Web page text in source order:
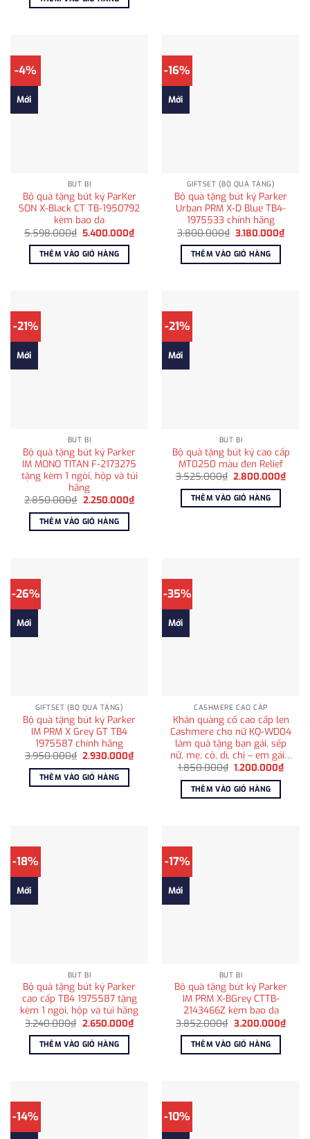
4.890.000₫.
-4%
Mới
BÚT BI
Bộ quà tặng bút ký ParKer
SON X-Black CT TB-1950792
kèm bao da
5.598.000₫ Giá
là:
5.598.000₫.
5.400.000₫Giá
hiện
5.400.000₫.
THÊM VÀO GIỎ HÀNG
-16%
Mới
GIFTSET (BỘ QUÀ TẶNG)
Bộ quà tặng bút ký Parker
Urban PRM X-D Blue TB4-
1975533 chính hãng
3.800.000₫ Giá
là:
3.800.000₫.
3.180.000₫Giá
hiện
THÊM VÀO GIỎ HÀNG
-21%
Mới
BÚT BI
Bộ quà tặng bút ký Parker
IM MONO TITAN F-2173275
tặng kèm 1 ngòi, hộp và túi
hãng
2.850.000₫ Giá
là:
2.850.000₫.
2.250.000₫Giá
hiện
THÊM VÀO GIỎ HÀNG
-21%
Mới
BÚT BI
Bộ quà tặng bút ký cao cấp
MT0250 màu đen Relief
3.525.000₫ Giá
là:
3.525.000₫.
2.800.000₫Giá
hiện
THÊM VÀO GIỎ HÀNG
-26%
Mới
GIFTSET (BỘ QUÀ TẶNG)
Bộ quà tặng bút ký Parker
IM PRM X Grey GT TB4
1975587 chính hãng
3.950.000₫ Giá
là:
3.950.000₫.
2.930.000₫Giá
hiện
THÊM VÀO GIỎ HÀNG
-35%
Mới
CASHMERE CAO CẤP
Khăn quàng cổ cao cấp len
Cashmere cho nữ KQ-WD04
làm quà tặng bạn gái, sếp
nữ, mẹ, cô, dì, chị – em gái…
1.850.000₫ Giá
là:
1.850.000₫.
1.200.000₫Giá
hiện
THÊM VÀO GIỎ HÀNG
-18%
Mới
BÚT BI
Bộ quà tặng bút ký Parker
cao cấp TB4 1975587 tặng
kèm 1 ngòi, hộp và túi hãng
3.240.000₫ Giá
là:
3.240.000₫.
2.650.000₫Giá
hiện
2.650.000₫.
THÊM VÀO GIỎ HÀNG
-17%
Mới
BÚT BI
Bộ quà tặng bút ký Parker
IM PRM X-BGrey CTTB-
2143466Z kèm bao da
3.852.000₫ Giá
là:
3.852.000₫.
3.200.000₫Giá
hiện
THÊM VÀO GIỎ HÀNG
-14% -10%